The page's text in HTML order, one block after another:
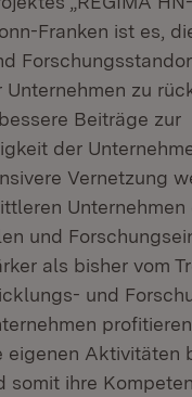
Franken ist es,
zu
Beiträge zur
der
Vernetzung
Unternehmen
und
als bisher vom
und
eigenen Aktivitäten
somit ihre